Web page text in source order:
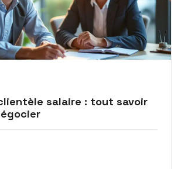
salaire : tout savoir